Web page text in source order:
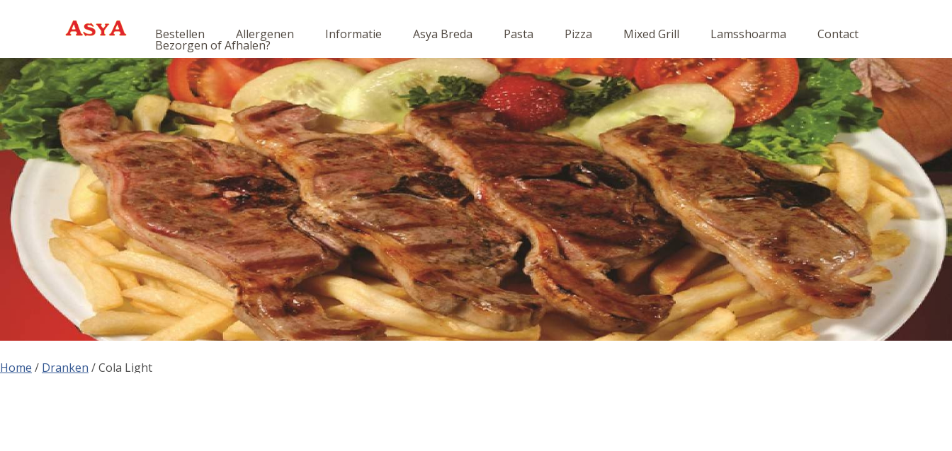
Bestellen Allergenen Informatie Asya Breda Pasta Pizza Mixed Grill Lamsshoarma Contact
Bezorgen of Afhalen?
Home / Dranken / Cola Light